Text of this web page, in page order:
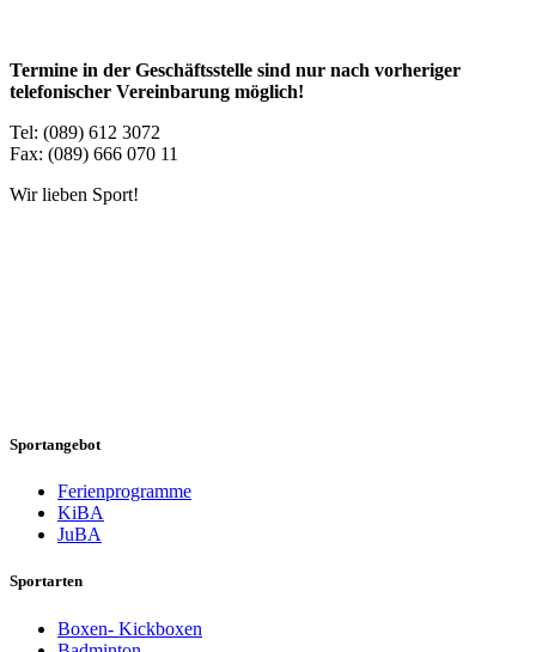
Termine in der Geschäftsstelle sind nur nach vorheriger
telefonischer Vereinbarung möglich!
Tel: (089) 612 3072
Fax: (089) 666 070 11
Wir lieben Sport!
Sportangebot
Ferienprogramme
KiBA
JuBA
Sportarten
Boxen- Kickboxen